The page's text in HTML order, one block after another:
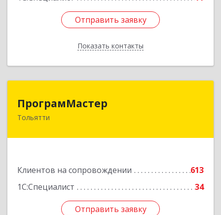
Отправить заявку
Показать контакты
Отправить заявку
Назад
ПрограмМастер
Тольятти
Клиентов на сопровождении
613
1С:Специалист
34
Отправить заявку
Отправить заявку